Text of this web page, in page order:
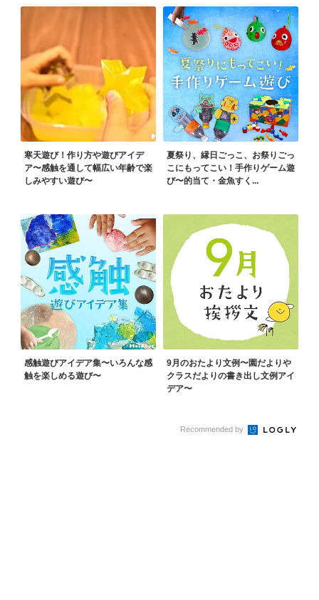
寒天遊び！作り方や遊びアイデ
ア〜感触を通して幅広い年齢で楽
しみやすい遊び〜
夏祭り、縁日ごっこ、お祭りごっ
こにもってこい！手作りゲーム遊
び〜的当て・金魚すく...
感触遊びアイデア集〜いろんな感
触を楽しめる遊び〜
9月のおたより文例〜園だよりや
クラスだよりの書き出し文例アイ
デア〜
Recommended by